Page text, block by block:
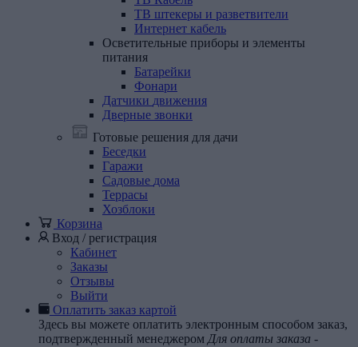
ТВ штекеры и разветвители
Интернет кабель
Осветительные приборы и элементы
питания
Батарейки
Фонари
Датчики движения
Дверные звонки
Готовые решения для дачи
Беседки
Гаражи
Садовые дома
Террасы
Хозблоки
Корзина
Вход / регистрация
Кабинет
Заказы
Отзывы
Выйти
Оплатить заказ картой
Здесь вы можете оплатить электронным способом заказ,
подтвержденный менеджером Для оплаты заказа -